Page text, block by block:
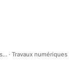
·Travaux numériques